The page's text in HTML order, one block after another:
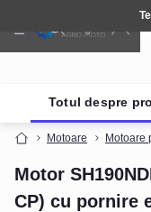
Motoare Motoare
Motor
CP) cu pornire
Totul despre